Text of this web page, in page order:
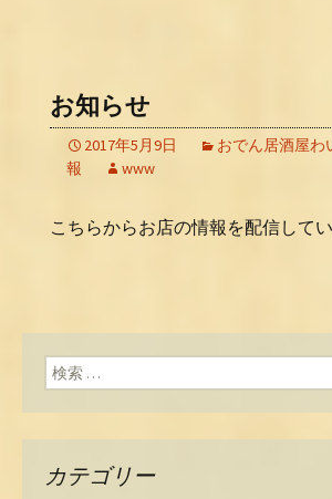
お知らせ
2017年5月9日
おでん居酒屋わ
報
www
こちらからお店の情報を配信して
検索:
カテゴリー